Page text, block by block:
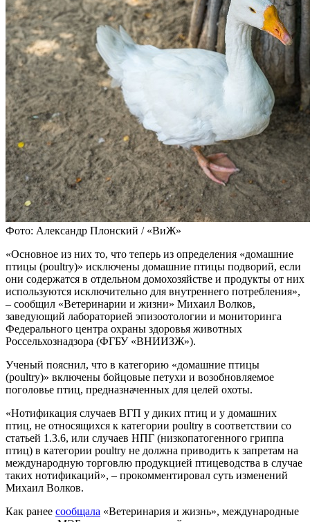
Фото: Александр Плонский / «ВиЖ»
«Основное из них то, что теперь из определения «домашние
птицы (poultry)» исключены домашние птицы подворий, если
они содержатся в отдельном домохозяйстве и продукты от них
используются исключительно для внутреннего потребления»,
– сообщил «Ветеринарии и жизни» Михаил Волков,
заведующий лабораторией эпизоотологии и мониторинга
Федерального центра охраны здоровья животных
Россельхознадзора (ФГБУ «ВНИИЗЖ»).
Ученый пояснил, что в категорию «домашние птицы
(poultry)» включены бойцовые петухи и возобновляемое
поголовье птиц, предназначенных для целей охоты.
«Нотификация случаев ВГП у диких птиц и у домашних
птиц, не относящихся к категории poultry в соответствии со
статьей 1.3.6, или случаев НПГ (низкопатогенного гриппа
птиц) в категории poultry не должна приводить к запретам на
международную торговлю продукцией птицеводства в случае
таких нотификаций», – прокомментировал суть изменений
Михаил Волков.
Как ранее сообщала «Ветеринария и жизнь», международные